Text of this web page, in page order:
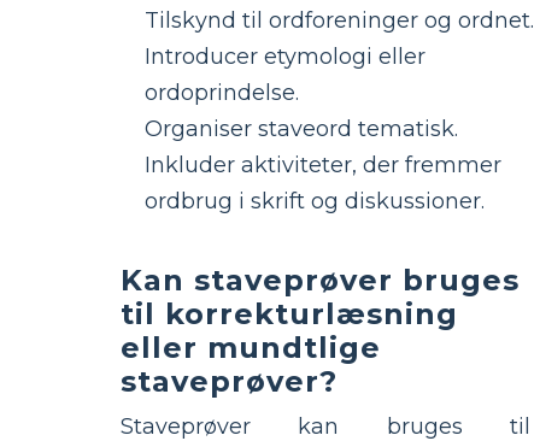
Tilskynd til ordforeninger og ordnet.
Introducer etymologi eller
ordoprindelse.
Organiser staveord tematisk.
Inkluder aktiviteter, der fremmer
ordbrug i skrift og diskussioner.
Kan staveprøver bruges
til korrekturlæsning
eller mundtlige
staveprøver?
Staveprøver kan bruges til